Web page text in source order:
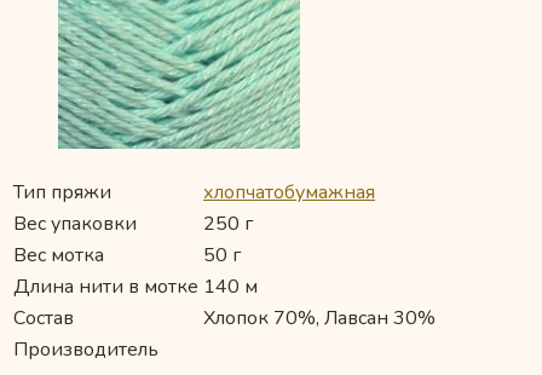
Тип пряжи
хлопчатобумажная
Вес упаковки
250 г
Вес мотка
50 г
Длина нити в мотке 140 м
Состав
Хлопок 70%, Лавсан 30%
Производитель